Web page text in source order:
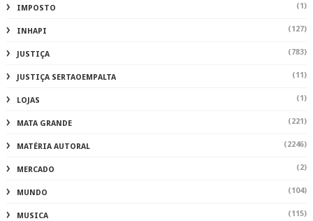
IMPOSTO (1)
INHAPI (127)
JUSTIÇA (783)
JUSTIÇA SERTAOEMPALTA (11)
LOJAS (1)
MATA GRANDE (221)
MATÉRIA AUTORAL (2246)
MERCADO (2)
MUNDO (104)
MUSICA (115)